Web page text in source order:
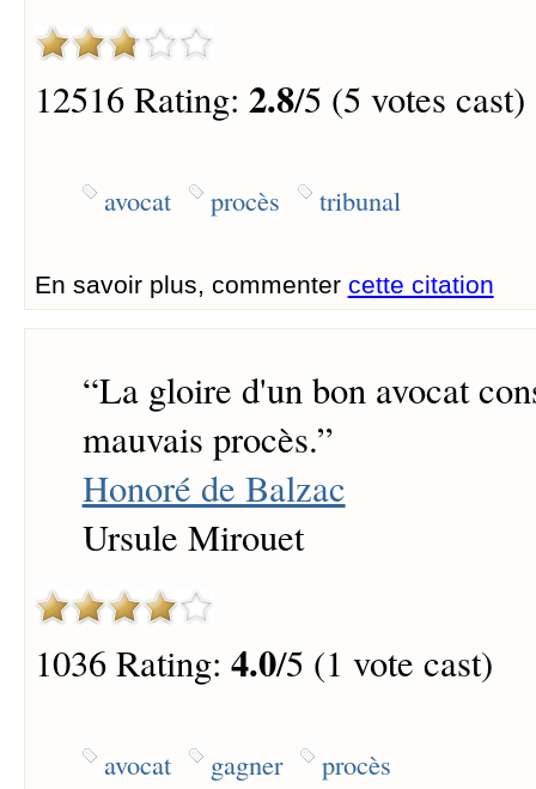
12516 Rating: 2.8/5 (5 votes cast)
avocat procès tribunal
En savoir plus, commenter cette citation
“La gloire d'un bon avocat
mauvais procès.”
Honoré de Balzac
Ursule Mirouet
1036 Rating: 4.0/5 (1 vote cast)
avocat gagner procès